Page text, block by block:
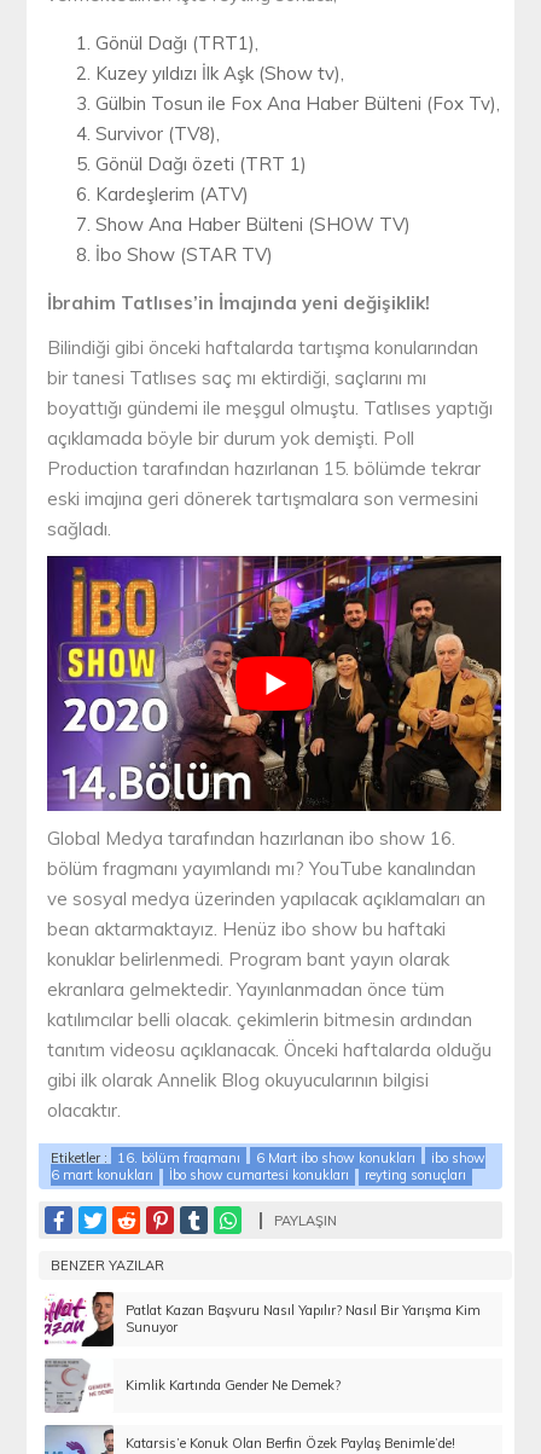
Gönül Dağı (TRT1),
Kuzey yıldızı İlk Aşk (Show tv),
Gülbin Tosun ile Fox Ana Haber Bülteni (Fox Tv),
Survivor (TV8),
Gönül Dağı özeti (TRT 1)
Kardeşlerim (ATV)
Show Ana Haber Bülteni (SHOW TV)
İbo Show (STAR TV)
İbrahim Tatlıses’in İmajında yeni değişiklik!
Bilindiği gibi önceki haftalarda tartışma konularından
bir tanesi Tatlıses saç mı ektirdiği, saçlarını mı
boyattığı gündemi ile meşgul olmuştu. Tatlıses yaptığı
açıklamada böyle bir durum yok demişti. Poll
Production tarafından hazırlanan 15. bölümde tekrar
eski imajına geri dönerek tartışmalara son vermesini
sağladı.
Global Medya tarafından hazırlanan ibo show 16.
bölüm fragmanı yayımlandı mı? YouTube kanalından
ve sosyal medya üzerinden yapılacak açıklamaları an
bean aktarmaktayız. Henüz ibo show bu haftaki
konuklar belirlenmedi. Program bant yayın olarak
ekranlara gelmektedir. Yayınlanmadan önce tüm
katılımcılar belli olacak. çekimlerin bitmesin ardından
tanıtım videosu açıklanacak. Önceki haftalarda olduğu
gibi ilk olarak Annelik Blog okuyucularının bilgisi
olacaktır.
Etiketler : 16. bölüm fragmanı 6 Mart ibo show konukları
ibo show
6 mart konukları
İbo show cumartesi konukları reyting sonuçları
PAYLAŞIN
BENZER YAZILAR
Patlat Kazan Başvuru Nasıl Yapılır? Nasıl Bir Yarışma Kim
Sunuyor
Kimlik Kartında Gender Ne Demek?
Katarsis’e Konuk Olan Berfin Özek Paylaş Benimle’de!